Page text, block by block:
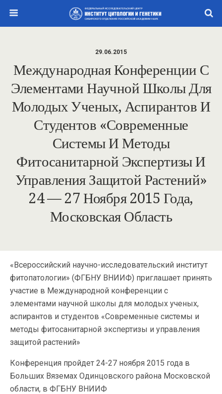
29.06.2015
Международная Конференции С
Элементами Научной Школы Для
Молодых Ученых, Аспирантов И
Студентов «Современные
Системы И Методы
Фитосанитарной Экспертизы И
Управления Защитой Растений»
24 — 27 Ноября 2015 Года,
Московская Область
«Всероссийский научно-исследовательский институт
фитопатологии» (ФГБНУ ВНИИФ) приглашает принять
участие в Международной конференции с
элементами научной школы для молодых ученых,
аспирантов и студентов «Современные системы и
методы фитосанитарной экспертизы и управления
защитой растений»
Конференция пройдет 24-27 ноября 2015 года в
Больших Вяземах Одинцовского района Московской
области, в ФГБНУ ВНИИФ